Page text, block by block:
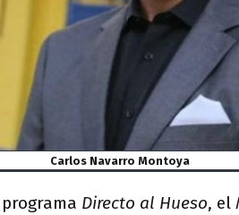
Carlos Navarro Montoya
Directo al Hueso, el